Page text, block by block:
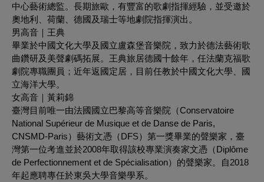
中心藝術總監。長期旅歐，有豐富的歌劇指揮經驗，並受邀於
奧地利、荷蘭、德國及瑞士等地劇院指揮演出。
男高音｜王典
畢業於中國文化大學及國立盧森堡音樂院，致力於德法藝術歌
曲鑽研及美聲劇碼拓展。王典旅居德國十餘年，任法蘭克福歌
劇院專職團員；近年返國定居，目前任教於中國文化大學、國
立海洋大學。
女高音｜黃莉錦
臺灣目前唯一由法國國立巴黎高等音樂院（Conservatoire
National Supérieur de Musique et de Danse de Paris,
CNSMD-Paris）藝術文憑（DFS）第一獎畢業的聲樂家，臺
灣第一位考進並於2008年取得該校專業演奏家文憑（Diplôme
de Perfectionnement et de Spécialisation）的聲樂家。自2018
年起應聘專任於東吳大學音樂學系。